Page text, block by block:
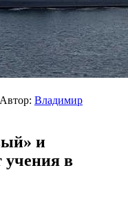
Автор: Владимир
и
учения в